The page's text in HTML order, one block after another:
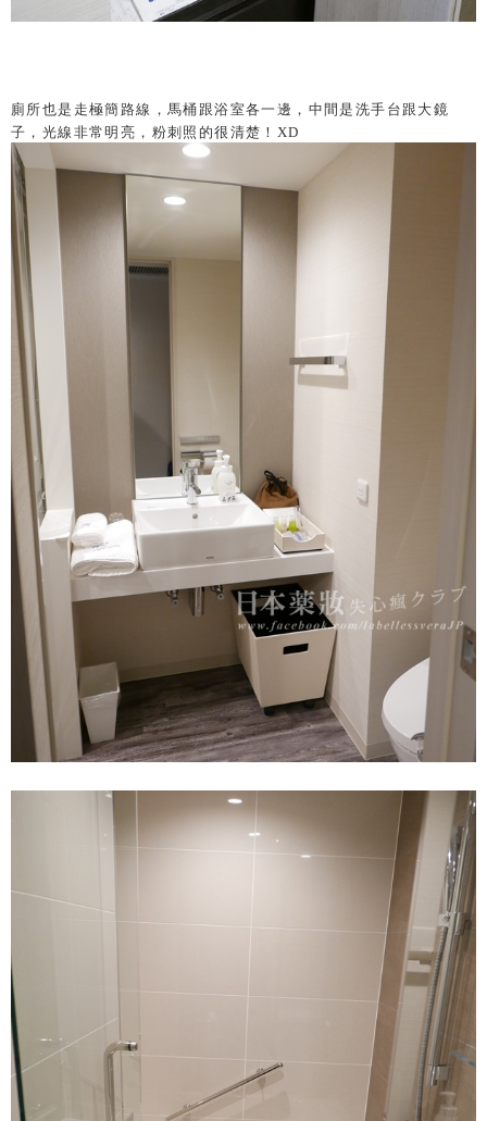
廁所也是走極簡路線，馬桶跟浴室各一邊，中間是洗手台跟大鏡
子，光線非常明亮，粉刺照的很清楚！XD